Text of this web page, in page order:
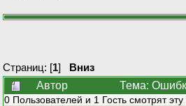
Страниц: [1] Вниз
Автор
Тема:
0 Пользователей и 1 Гость смотрят эту